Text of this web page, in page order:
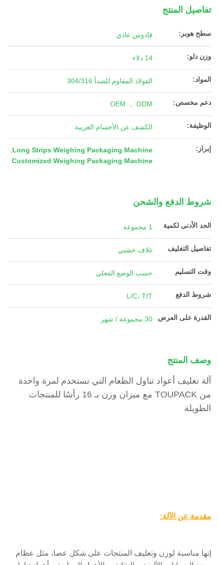
تفاصيل المنتج
سطح هوبر: قادوس عادي
وزن دلو: 14 دلاء
المواد: الفولاذ المقاوم للصدأ 304/316
دعم مخصص: OEM ， ODM
الوظيفة: الكشف عن الأجسام الغريبة
إبراز: Long Strips Weighing Packaging Machine
Customized Weighing Packaging Machine
شروط الدفع والشحن
الحد الأدنى لكمية 1 مجموعة
تفاصيل التغليف غلاف خشبي
وقت التسليم حسب الوضع الفعلي
شروط الدفع L/C، T/T
القدرة على العرض 30 مجموعة / شهر
وصف المنتج
آلة تغليف أعواد تناول الطعام التي تستخدم لمرة واحدة
من TOUPACK مع ميزان وزن بـ 16 رأسًا للمنتجات
الطويلة
مقدمة عن الآلة:
إنها مناسبة لوزن وتغليف المنتجات على شكل عصا، مثل عظام